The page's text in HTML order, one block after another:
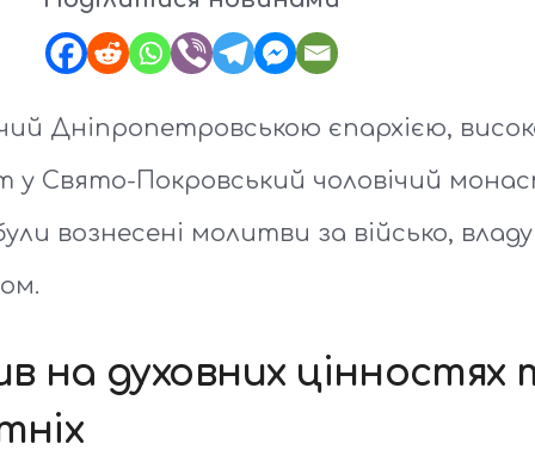
Дніпропетровською єпархією,
у Свято-Покровський чоловічий
вознесені молитви за військо,
на духовних цінностях